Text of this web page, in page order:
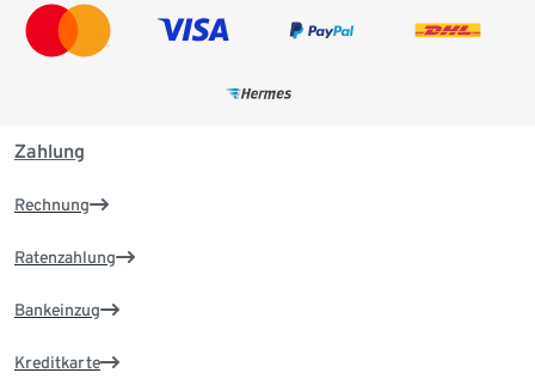
Zahlung
Rechnung
Ratenzahlung
Bankeinzug
Kreditkarte